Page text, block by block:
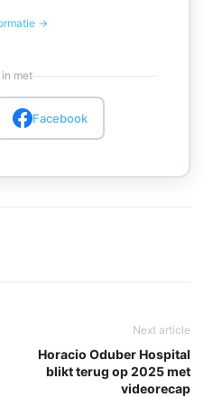
→
met
Facebook
Next article
Horacio Oduber Hospital
blikt terug op 2025 met
videorecap